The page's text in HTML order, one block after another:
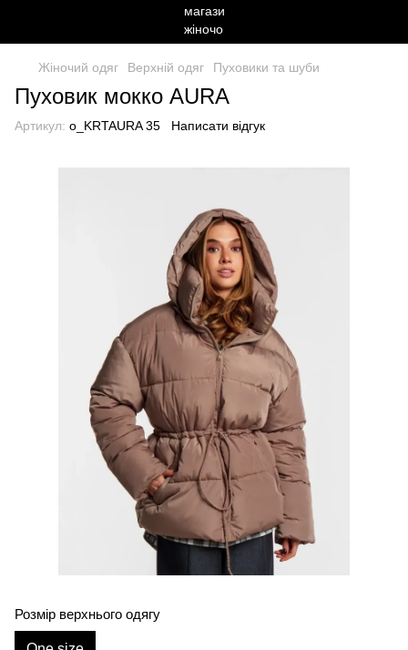
Жіночий одяг Верхній одяг Пуховики та шуби
Пуховик мокко AURA
Артикул: o_KRTAURA 35 Написати відгук
Розмір верхнього одягу